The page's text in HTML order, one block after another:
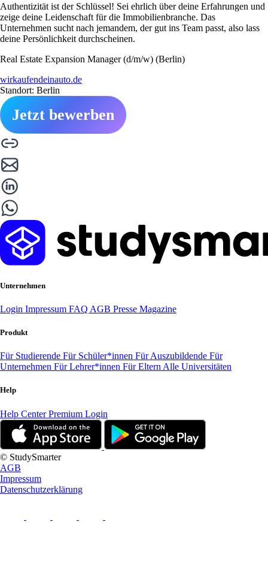
Authentizität ist der Schlüssel! Sei ehrlich über deine Erfahrungen und
zeige deine Leidenschaft für die Immobilienbranche. Das
Unternehmen sucht nach jemandem, der gut ins Team passt, also lass
deine Persönlichkeit durchscheinen.
Real Estate Expansion Manager (d/m/w) (Berlin)
wirkaufendeinauto.de
Standort: Berlin
Jetzt bewerben
Unternehmen
Login Impressum FAQ AGB Presse Magazine
Produkt
Für Studierende Für Schüler*innen Für Auszubildende Für
Unternehmen Für Lehrer*innen Für Eltern Alle Universitäten
Help
Help CenterPremium Login
© StudySmarter
AGB
Impressum
Datenschutzerklärung